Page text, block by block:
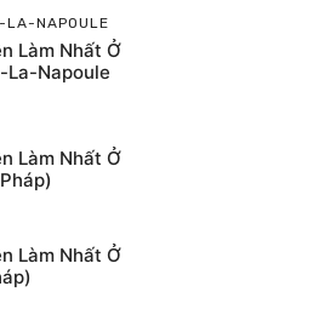
LA-NAPOULE
Làm Nhất Ở
La-Napoule
Làm Nhất Ở
Làm Nhất Ở